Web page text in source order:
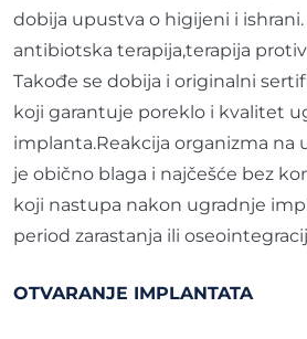
dobija upustva o higijeni i ishrani.
antibiotska terapija,terapija
Takođe se dobija i originalni
koji garantuje poreklo i kvalitet
implanta.Reakcija organizma na
je obično blaga i najčešće bez
koji nastupa nakon ugradnje
period zarastanja ili
OTVARANJE IMPLANTATA